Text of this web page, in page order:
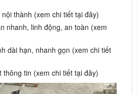
thành (xem chi tiết tại đây)
nhanh, linh động, an toàn (xem
dài hạn, nhanh gọn (xem chi tiết
tin (xem chi tiết tại đây)